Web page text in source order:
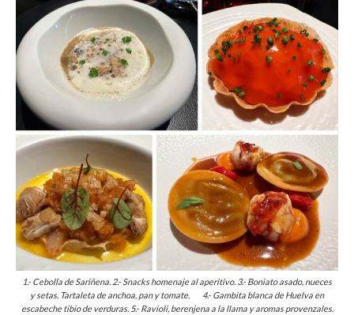
1.- Cebolla de Sariñena. 2.- Snacks homenaje al aperitivo. 3.- Boniato asado, nueces
y setas. Tartaleta de anchoa, pan y tomate. 4.- Gambita blanca de Huelva en
escabeche tibio de verduras. 5.- Ravioli, berenjena a la llama y aromas provenzales.